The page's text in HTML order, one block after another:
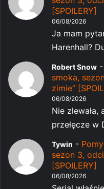
[SPOILERY]
06/08/2026
Ja mam
Harenhall?
Robert Snow -
smoka,
zimie”
06/08/2026
Nie zlewała,
przełęcze w
Tywin -
sezon 3,
[SPOILERY]
06/08/2026